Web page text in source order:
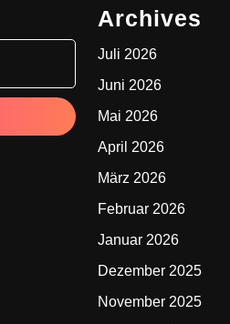
Archives
Juli 2026
Juni 2026
Mai 2026
April 2026
März 2026
Februar 2026
Januar 2026
Dezember 2025
November 2025